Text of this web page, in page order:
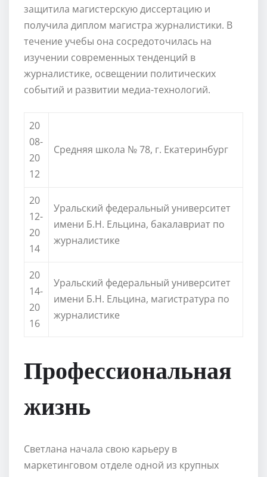
защитила магистерскую диссертацию и
получила диплом магистра журналистики. В
течение учебы она сосредоточилась на
изучении современных тенденций в
журналистике, освещении политических
событий и развитии медиа-технологий.
20
08-
20
12
Средняя школа № 78, г. Екатеринбург
20
12-
20
14
Уральский федеральный университет
имени Б.Н. Ельцина, бакалавриат по
журналистике
20
14-
20
16
Уральский федеральный университет
имени Б.Н. Ельцина, магистратура по
журналистике
Профессиональная
жизнь
Светлана начала свою карьеру в
маркетинговом отделе одной из крупных